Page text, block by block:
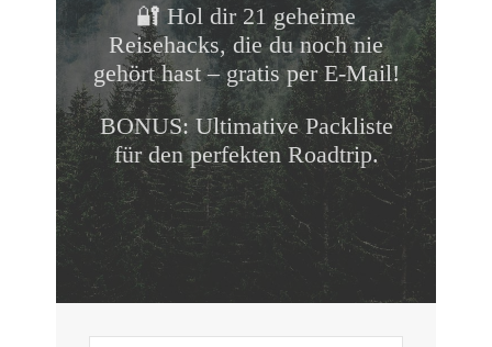
🔐 Hol dir 21 geheime
Reisehacks, die du noch nie
gehört hast – gratis per E-Mail!
BONUS: Ultimative Packliste
für den perfekten Roadtrip.